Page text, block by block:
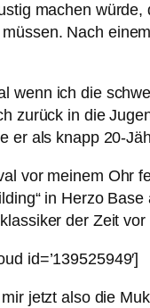
machen
Nach
wenn ich die
zurück in die
er als knapp 20-
vor meinem Ohr
in Herzo
der Zeit
id=’139525949′]
jetzt also die